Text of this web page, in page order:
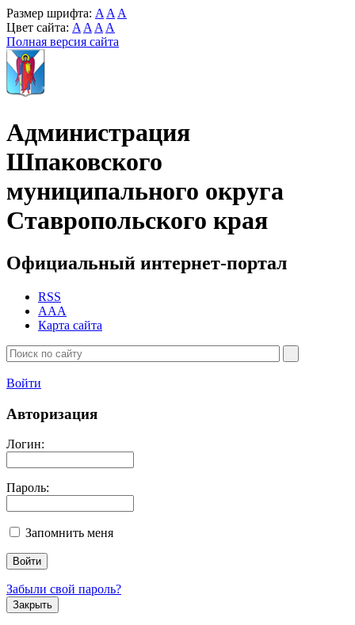
Размер шрифта: A A A
Цвет сайта: A A A A
Полная версия сайта
Администрация
Шпаковского
муниципального округа
Ставропольского края
Официальный интернет-портал
RSS
AAA
Карта сайта
Войти
Авторизация
Логин:
Пароль:
Запомнить меня
Забыли свой пароль?
Закрыть